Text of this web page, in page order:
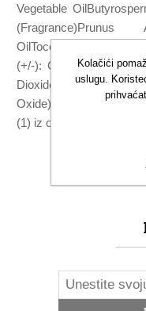
Vegetable
OilTocopherolStevia
(+/-): Ci 77491 (Iron
Dioxide)Ci 77007
Oxide)Ci 77492 (Iron
(1) iz organskog uzgoja
Kolačići
uslugu.